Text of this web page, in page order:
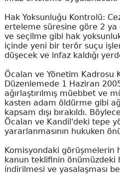
Hak Yoksunluğu Kontrolü:
erteleme süresine göre 2 ya
ve seçilme gibi hak
içinde yeni bir terör suçu
düşecek ve infaz kaldığı
Öcalan ve Yönetim Kadrosu
Düzenlemede 1 Haziran
ağırlaştırılmış müebbet ve
kasten adam öldürme gibi
kapsam dışı bırakıldı.
Öcalan ve Kandil'deki tepe
yararlanmasının hukuken
Komisyondaki görüşmelerin
kanun teklifinin önümüzdeki
indirilmesi ve yasalaşması